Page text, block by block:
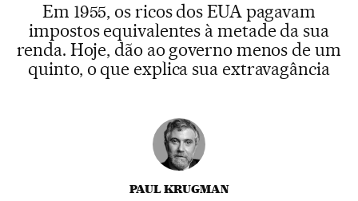
Em 1955, os ricos dos EUA pagavam
impostos equivalentes à metade da sua
renda. Hoje, dão ao governo menos de um
quinto, o que explica sua extravagância
PAUL KRUGMAN